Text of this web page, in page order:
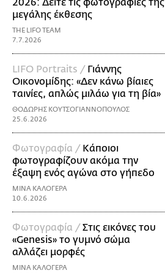
2026: Δείτε τις φωτογραφίες της
μεγάλης έκθεσης
THE LIFO TEAM
7.7.2026
LIFO Portraits / Γιάννης
Οικονομίδης: «Δεν κάνω βίαιες
ταινίες, απλώς μιλάω για τη βία»
ΘΟΔΩΡΗΣ ΚΟΥΤΣΟΓΙΑΝΝΟΠΟΥΛΟΣ
25.6.2026
Φωτογραφία / Κάποιοι
φωτογραφίζουν ακόμα την
έξαψη ενός αγώνα στο γήπεδο
ΜΙΝΑ ΚΑΛΟΓΕΡΑ
10.6.2026
Φωτογραφία /Στις εικόνες του
«Genesis» το γυμνό σώμα
αλλάζει μορφές
ΜΙΝΑ ΚΑΛΟΓΕΡΑ